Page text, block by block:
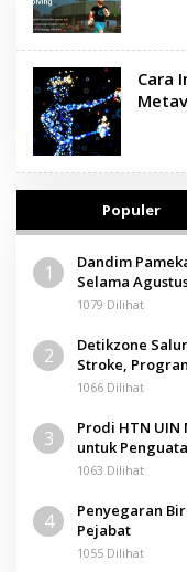
Cara
Populer
1
Dandim
Selama
1079 Dilihat
2
Detikzone
Stroke,
1066 Dilihat
3
Prodi HTN UIN
untuk
1063 Dilihat
4
Penyegaran
Pejabat
1055 Dilihat